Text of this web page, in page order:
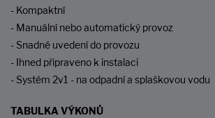
- Kompaktní
- Manuální nebo automatický provoz
- Snadné uvedení do provozu
- Ihned připraveno k instalaci
- Systém 2v1 - na odpadní a splaškovou vodu
TABULKA VÝKONŮ